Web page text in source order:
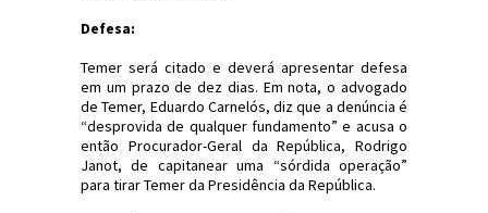
Defesa:
Temer será citado e deverá apresentar defesa
em um prazo de dez dias. Em nota, o advogado
de Temer, Eduardo Carnelós, diz que a denúncia é
“desprovida de qualquer fundamento” e acusa o
então Procurador-Geral da República, Rodrigo
Janot, de capitanear uma “sórdida operação”
para tirar Temer da Presidência da República.